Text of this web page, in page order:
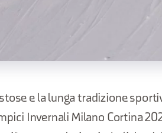
e la lunga tradizione
Invernali Milano Cortina